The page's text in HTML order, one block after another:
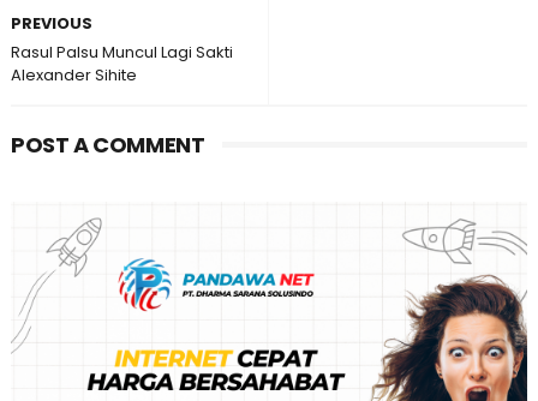
PREVIOUS
Rasul Palsu Muncul Lagi Sakti
Alexander Sihite
POST A COMMENT